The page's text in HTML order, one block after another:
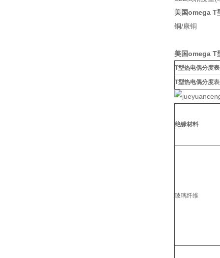
美国omega T
铜/康铜
美国omega T
T型热电偶分度
T型热电偶分度
绝缘材料
玻璃纤维